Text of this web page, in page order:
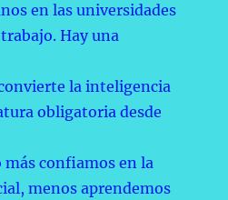
en las universidades
Hay una
la inteligencia
obligatoria desde
más confiamos en la
menos aprendemos